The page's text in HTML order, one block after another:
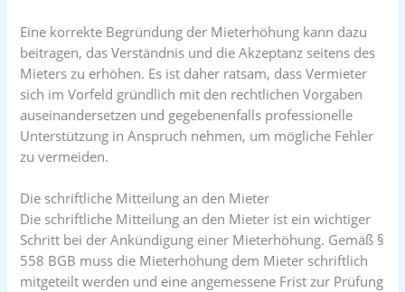
Eine korrekte Begründung der Mieterhöhung kann dazu
beitragen, das Verständnis und die Akzeptanz seitens des
Mieters zu erhöhen. Es ist daher ratsam, dass Vermieter
sich im Vorfeld gründlich mit den rechtlichen Vorgaben
auseinandersetzen und gegebenenfalls professionelle
Unterstützung in Anspruch nehmen, um mögliche Fehler
zu vermeiden.
Die schriftliche Mitteilung an den Mieter
Die schriftliche Mitteilung an den Mieter ist ein wichtiger
Schritt bei der Ankündigung einer Mieterhöhung. Gemäß §
558 BGB muss die Mieterhöhung dem Mieter schriftlich
mitgeteilt werden und eine angemessene Frist zur Prüfung